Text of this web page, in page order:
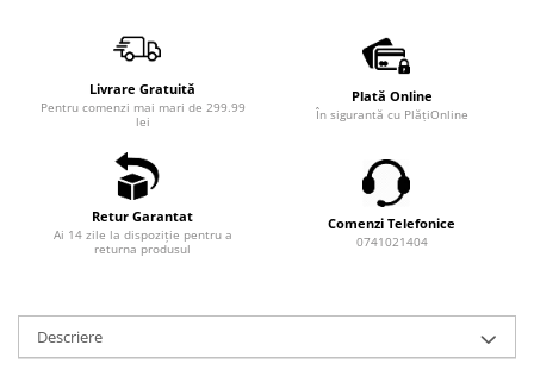
Livrare Gratuită
Pentru comenzi mai mari de 299.99
lei
Plată Online
În sigurantă cu PlățiOnline
Retur Garantat
Ai 14 zile la dispoziție pentru a
returna produsul
Comenzi Telefonice
0741021404
Descriere